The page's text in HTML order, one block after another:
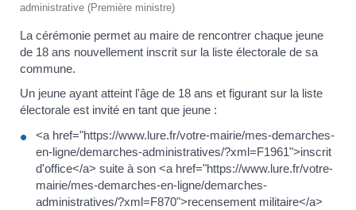
administrative (Première ministre)
La cérémonie permet au maire de rencontrer chaque jeune
de 18 ans nouvellement inscrit sur la liste électorale de sa
commune.
Un jeune ayant atteint l'âge de 18 ans et figurant sur la liste
électorale est invité en tant que jeune :
<a href="https://www.lure.fr/votre-mairie/mes-demarches-
en-ligne/demarches-administratives/?xml=F1961">inscrit
d'office</a> suite à son <a href="https://www.lure.fr/votre-
mairie/mes-demarches-en-ligne/demarches-
administratives/?xml=F870">recensement militaire</a>